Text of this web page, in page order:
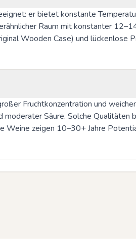
er bietet konstante
Raum mit konstanter
Wooden Case) und lückenlose
Fruchtkonzentration und
Säure. Solche Qualitäten
Weine zeigen 10–30+ Jahre